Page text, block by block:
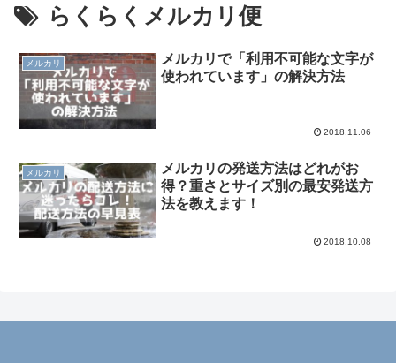
らくらくメルカリ便
メルカリ
メルカリで「利用不可能な文字が
使われています」の解決方法
2018.11.06
メルカリ
メルカリの発送方法はどれがお
得？重さとサイズ別の最安発送方
法を教えます！
2018.10.08